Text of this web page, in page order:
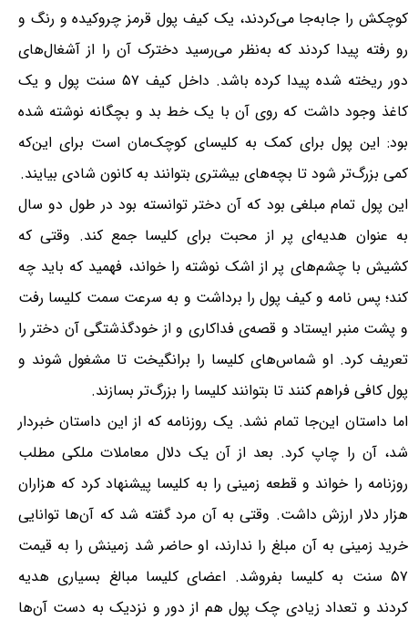
کوچکش را جابه‌جا می‌کردند، یک کیف پول قرمز چروکیده و رنگ و
رو رفته پیدا کردند که به‌نظر می‌رسید دخترک آن را از آشغال‌های
دور ریخته شده پیدا کرده باشد. داخل کیف ۵۷ سنت پول و یک
کاغذ وجود داشت که روی آن با یک خط بد و بچگانه نوشته شده
بود: این پول برای کمک به کلیسای کوچک‌مان است برای این‌که
کمی بزرگ‌تر شود تا بچه‌های بیشتری بتوانند به کانون شادی بیایند.
این پول تمام مبلغی بود که آن دختر توانسته بود در طول دو سال
به عنوان هدیه‌ای پر از محبت برای کلیسا جمع کند. وقتی که
کشیش با چشم‌های پر از اشک نوشته را خواند، فهمید که باید چه
کند؛ پس نامه و کیف پول را برداشت و به سرعت سمت کلیسا رفت
و پشت منبر ایستاد و قصه‌ی فداکاری و از خودگذشتگی آن دختر را
تعریف کرد. او شماس‌های کلیسا را برانگیخت تا مشغول شوند و
پول کافی فراهم کنند تا بتوانند کلیسا را بزرگ‌تر بسازند.
اما داستان این‌جا تمام نشد. یک روزنامه که از این داستان خبردار
شد، آن را چاپ کرد. بعد از آن یک دلال معاملات ملکی مطلب
روزنامه را خواند و قطعه زمینی را به کلیسا پیشنهاد کرد که هزاران
هزار دلار ارزش داشت. وقتی به آن مرد گفته شد که آن‌ها توانایی
خرید زمینی به آن مبلغ را ندارند، او حاضر شد زمینش را به قیمت
۵۷ سنت به کلیسا بفروشد. اعضای کلیسا مبالغ بسیاری هدیه
کردند و تعداد زیادی چک پول هم از دور و نزدیک به دست آن‌ها